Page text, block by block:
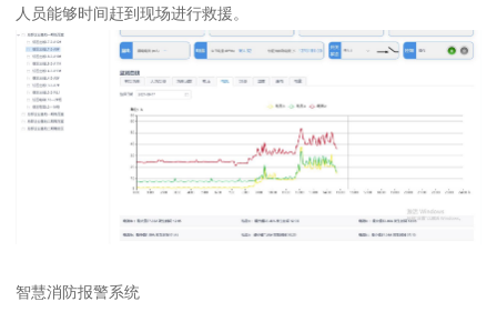
人员能够时间赶到现场进行救援。
智慧消防报警系统